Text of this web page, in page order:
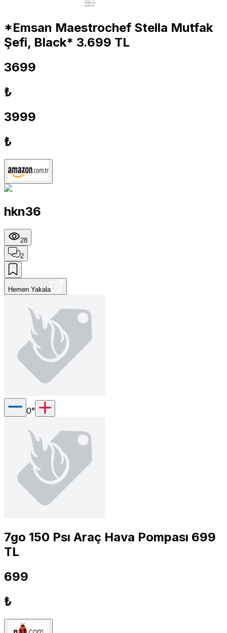
*Emsan Maestrochef Stella Mutfak
Şefi, Black* 3.699 TL
3699
₺
3999
₺
hkn36
28
2
Hemen Yakala
0°
7go 150 Psı Araç Hava Pompası 699
TL
699
₺